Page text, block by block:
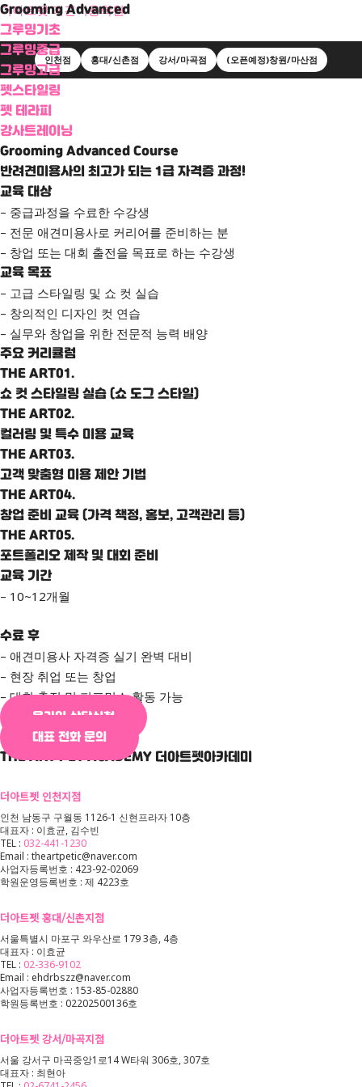
더아트펫 애견미용학원
인천점 홍대/신촌점 강서/마곡점 (오픈예정)창원/마산점
Menu
Grooming Advanced
그루밍기초
그루밍중급
그루밍고급
펫스타일링
펫 테라피
강사트레이닝
Grooming Advanced Course
반려견미용사의 최고가 되는 1급 자격증 과정!
교육 대상
– 중급과정을 수료한 수강생
– 전문 애견미용사로 커리어를 준비하는 분
– 창업 또는 대회 출전을 목표로 하는 수강생
교육 목표
– 고급 스타일링 및 쇼 컷 실습
– 창의적인 디자인 컷 연습
– 실무와 창업을 위한 전문적 능력 배양
주요 커리큘럼
THE ART01.
쇼 컷 스타일링 실습 (쇼 도그 스타일)
THE ART02.
컬러링 및 특수 미용 교육
THE ART03.
고객 맞춤형 미용 제안 기법
THE ART04.
창업 준비 교육 (가격 책정, 홍보, 고객관리 등)
THE ART05.
포트폴리오 제작 및 대회 준비
교육 기간
– 10~12개월
수료 후
– 애견미용사 자격증 실기 완벽 대비
– 현장 취업 또는 창업
– 대회 출전 및 퍼포먼스 활동 가능
온라인 상담신청
대표 전화 문의
THE ART PET ACADEMY 더아트펫아카데미
더아트펫 인천지점
인천 남동구 구월동 1126-1 신현프라자 10층
대표자 : 이효균, 김수빈
TEL : 032-441-1230
Email : theartpetic@naver.com
사업자등록번호 : 423-92-02069
학원운영등록번호 : 제 4223호
더아트펫 홍대/신촌지점
서울특별시 마포구 와우산로 179 3층, 4층
대표자 : 이효균
TEL : 02-336-9102
Email : ehdrbszz@naver.com
사업자등록번호 : 153-85-02880
학원등록번호 : 02202500136호
더아트펫 강서/마곡지점
서울 강서구 마곡중앙1로14 W타워 306호, 307호
대표자 : 최현아